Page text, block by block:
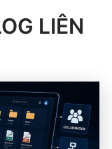
LIÊN